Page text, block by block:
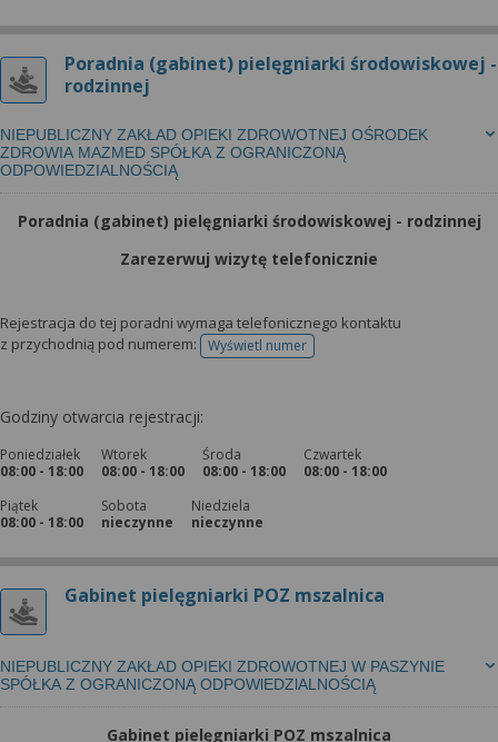
Poradnia (gabinet) pielęgniarki środowiskowej -
rodzinnej
NIEPUBLICZNY ZAKŁAD OPIEKI ZDROWOTNEJ OŚRODEK
ZDROWIA MAZMED SPÓŁKA Z OGRANICZONĄ
ODPOWIEDZIALNOŚCIĄ
Poradnia (gabinet) pielęgniarki środowiskowej - rodzinnej
Zarezerwuj wizytę telefonicznie
Rejestracja do tej poradni wymaga telefonicznego kontaktu
z przychodnią pod numerem:
Wyświetl numertelefonu do rejestracji
Godziny otwarcia rejestracji:
Poniedziałek
08:00 - 18:00
Wtorek
08:00 - 18:00
Środa
08:00 - 18:00
Czwartek
08:00 - 18:00
Piątek
08:00 - 18:00
Sobota
nieczynne
Niedziela
nieczynne
Gabinet pielęgniarki POZ mszalnica
NIEPUBLICZNY ZAKŁAD OPIEKI ZDROWOTNEJ W PASZYNIE
SPÓŁKA Z OGRANICZONĄ ODPOWlEDZlALNOŚCIĄ
Gabinet pielęgniarki POZ mszalnica